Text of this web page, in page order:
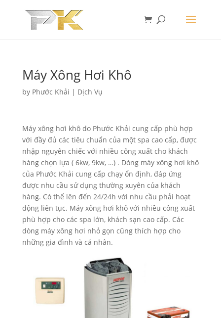
Máy Xông Hơi Khô
by Phước Khải | Dịch Vụ
Máy xông hơi khô do Phước Khải cung cấp phù hợp
với đầy đủ các tiêu chuẩn của một spa cao cấp, được
nhập nguyên chiếc với nhiều công xuất cho khách
hàng chọn lựa ( 6kw, 9kw, …) . Dòng máy xông hơi khô
của Phước Khải cung cấp chạy ổn định, đáp ứng
được nhu cầu sử dụng thường xuyên của khách
hàng. Có thể lên đến 24/24h với nhu cầu phải hoạt
động liên tục. Máy xông hơi khô với nhiều công xuất
phù hợp cho các spa lớn, khách sạn cao cấp. Các
dòng máy xông hơi nhỏ gọn cũng thích hợp cho
những gia đình và cá nhân.